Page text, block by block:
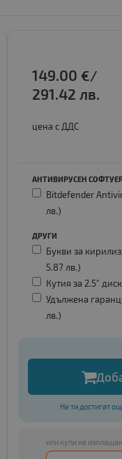
149.00 €/
291.42 лв.
цена с ДДС
АНТИВИРУСЕН
Bitdefender
лв.)
ДРУГИ
Букви за
5.87 лв.)
Кутия за 2.5"
Удължена
лв.)
Не ти достигат
или купи на